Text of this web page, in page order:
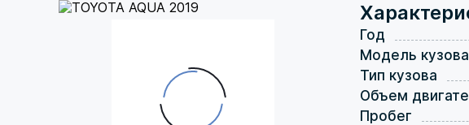
Год
Модель кузова
Тип кузова
Объем
Пробег